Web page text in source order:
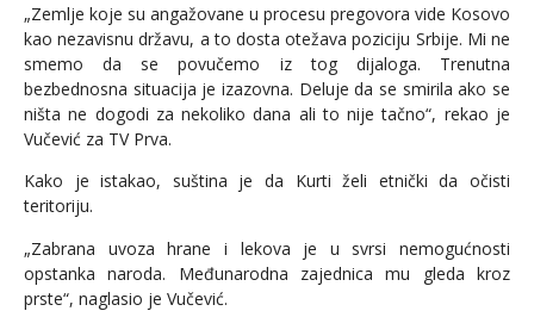
„Zemlje koje su angažovane u procesu pregovora vide Kosovo
kao nezavisnu državu, a to dosta otežava poziciju Srbije. Mi ne
smemo da se povučemo iz tog dijaloga. Trenutna
bezbednosna situacija je izazovna. Deluje da se smirila ako se
ništa ne dogodi za nekoliko dana ali to nije tačno“, rekao je
Vučević za TV Prva.
Kako je istakao, suština je da Kurti želi etnički da očisti
teritoriju.
„Zabrana uvoza hrane i lekova je u svrsi nemogućnosti
opstanka naroda. Međunarodna zajednica mu gleda kroz
prste“, naglasio je Vučević.